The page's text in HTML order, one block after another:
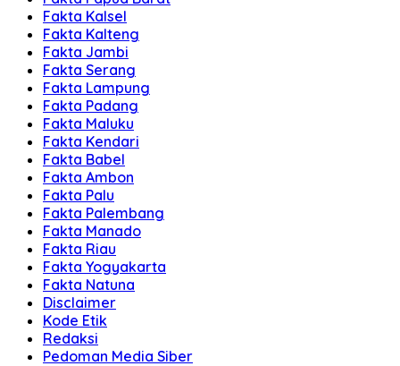
Fakta Kalsel
Fakta Kalteng
Fakta Jambi
Fakta Serang
Fakta Lampung
Fakta Padang
Fakta Maluku
Fakta Kendari
Fakta Babel
Fakta Ambon
Fakta Palu
Fakta Palembang
Fakta Manado
Fakta Riau
Fakta Yogyakarta
Fakta Natuna
Disclaimer
Kode Etik
Redaksi
Pedoman Media Siber